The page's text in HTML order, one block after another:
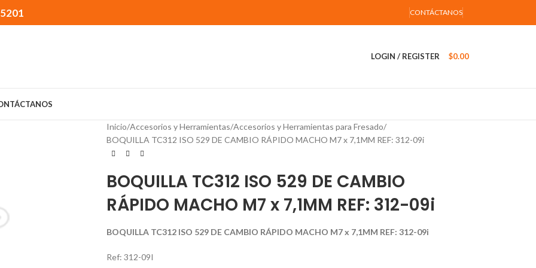
CONTÁCTANOS
LOGIN / REGISTER $0.00
Inicio Accesorios y Herramientas Accesorios y Herramientas para Fresado
BOQUILLA TC312 ISO 529 DE CAMBIO RÁPIDO MACHO M7 x 7,1MM REF: 312-09i
BOQUILLA TC312 ISO 529 DE CAMBIO
RÁPIDO MACHO M7 x 7,1MM REF: 312-09i
BOQUILLA TC312 ISO 529 DE CAMBIO RÁPIDO MACHO M7 x 7,1MM REF: 312-09i
Ref: 312-09I